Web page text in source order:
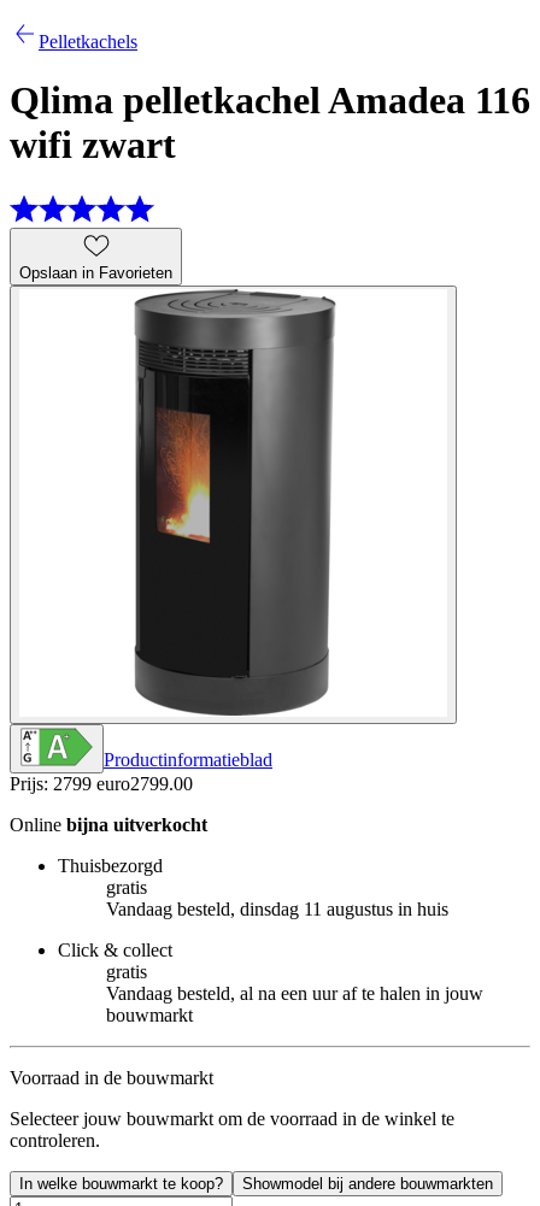
Pelletkachels
Qlima pelletkachel Amadea 116
wifi zwart
Opslaan in Favorieten
Productinformatieblad
Prijs: 2799 euro2799.00
Online bijna uitverkocht
Thuisbezorgd
gratis
Vandaag besteld, dinsdag 11 augustus in huis
Click & collect
gratis
Vandaag besteld, al na een uur af te halen in jouw
bouwmarkt
Voorraad in de bouwmarkt
Selecteer jouw bouwmarkt om de voorraad in de winkel te
controleren.
In welke bouwmarkt te koop? Showmodel bij andere bouwmarkten